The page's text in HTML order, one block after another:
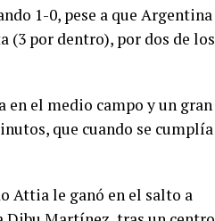
1-0, pese a que Argentina
(3 por dentro), por dos de los
el medio campo y un gran
que cuando se cumplía
Attia le ganó en el salto a